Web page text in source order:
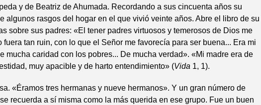
y de Beatriz de Ahumada. Recordando a sus cincuenta años su
algunos rasgos del hogar en el que vivió veinte años. Abre el libro de su
sobre sus padres: «El tener padres virtuosos y temerosos de Dios me
fuera tan ruin, con lo que el Señor me favorecía para ser buena... Era mi
mucha caridad con los pobres... De mucha verdad». «Mi madre era de
muy apacible y de harto entendimiento» (Vida 1, 1).
«Éramos tres hermanas y nueve hermanos». Y un gran número de
recuerda a sí misma como la más querida en ese grupo. Fue un buen